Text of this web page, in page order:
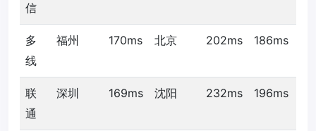
信
多
线
福州 170ms 北京 202ms 186ms
联
通
深圳 169ms 沈阳 232ms 196ms